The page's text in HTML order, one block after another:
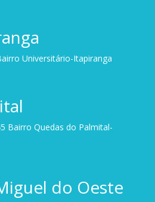
Universitário-Itapiranga
Bairro Quedas do Palmital-
do Oeste